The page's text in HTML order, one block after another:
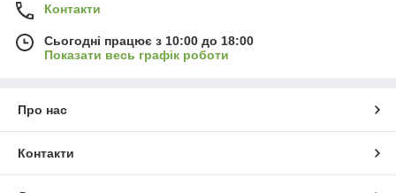
Контакти
Сьогодні працює з 10:00 до 18:00
Показати весь графік роботи
Про нас
Контакти